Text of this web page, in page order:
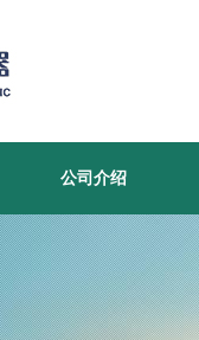
公司介绍